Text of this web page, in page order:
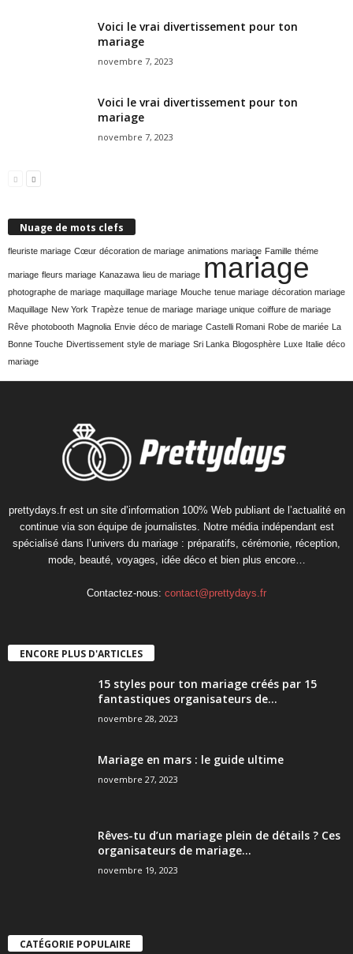
Voici le vrai divertissement pour ton
mariage
novembre 7, 2023
Voici le vrai divertissement pour ton
mariage
novembre 7, 2023
Nuage de mots clefs
fleuriste mariage Cœur décoration de mariage animations mariage Famille théme
mariage fleurs mariage Kanazawa lieu de mariage mariage
photographe de mariage maquillage mariage Mouche tenue mariage décoration mariage
Maquillage New York Trapèze tenue de mariage mariage unique coiffure de mariage
Rêve photobooth Magnolia Envie déco de mariage Castelli Romani Robe de mariée La
Bonne Touche Divertissement style de mariage Sri Lanka Blogosphère Luxe Italie déco
mariage
prettydays.fr est un site d’information 100% Web publiant de l’actualité en
continue via son équipe de journalistes. Notre média indépendant est
spécialisé dans l’univers du mariage : préparatifs, cérémonie, réception,
mode, beauté, voyages, idée déco et bien plus encore…
Contactez-nous: contact@prettydays.fr
ENCORE PLUS D'ARTICLES
15 styles pour ton mariage créés par 15
fantastiques organisateurs de...
novembre 28, 2023
Mariage en mars : le guide ultime
novembre 27, 2023
Rêves-tu d’un mariage plein de détails ? Ces
organisateurs de mariage...
novembre 19, 2023
CATÉGORIE POPULAIRE